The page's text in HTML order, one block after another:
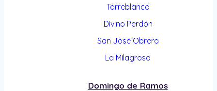
Torreblanca
Divino Perdón
San José Obrero
La Milagrosa
Domingo de Ramos